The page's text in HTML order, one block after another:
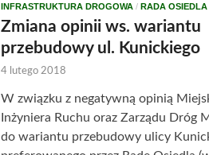
INFRASTRUKTURA DROGOWA / RADA OSIEDLA
Zmiana opinii ws. wariantu
przebudowy ul. Kunickiego
4 lutego 2018
W związku z negatywną opinią
Inżyniera Ruchu oraz Zarządu Dróg
do wariantu przebudowy ulicy